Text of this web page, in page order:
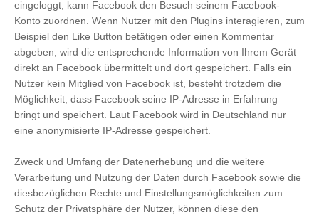
eingeloggt, kann Facebook den Besuch seinem Facebook-
Konto zuordnen. Wenn Nutzer mit den Plugins interagieren, zum
Beispiel den Like Button betätigen oder einen Kommentar
abgeben, wird die entsprechende Information von Ihrem Gerät
direkt an Facebook übermittelt und dort gespeichert. Falls ein
Nutzer kein Mitglied von Facebook ist, besteht trotzdem die
Möglichkeit, dass Facebook seine IP-Adresse in Erfahrung
bringt und speichert. Laut Facebook wird in Deutschland nur
eine anonymisierte IP-Adresse gespeichert.
Zweck und Umfang der Datenerhebung und die weitere
Verarbeitung und Nutzung der Daten durch Facebook sowie die
diesbezüglichen Rechte und Einstellungsmöglichkeiten zum
Schutz der Privatsphäre der Nutzer, können diese den